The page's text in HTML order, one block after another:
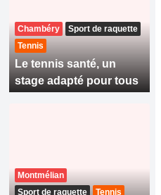
Chambéry
Sport de raquette
Tennis
Le tennis santé, un
stage adapté pour tous
Montmélian
Sport de raquette
Tennis